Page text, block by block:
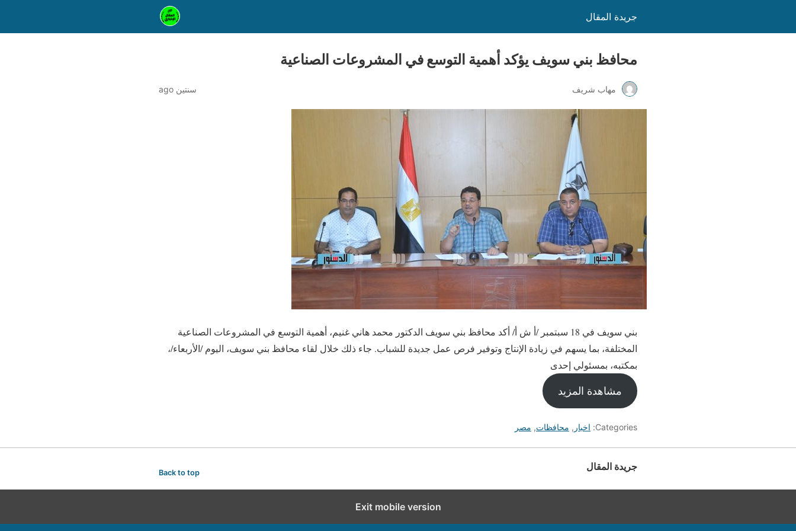
جريدة المقال
محافظ بني سويف يؤكد أهمية التوسع في المشروعات الصناعية
مهاب شريف سنتين ago
بني سويف في 18 سبتمبر /أ ش أ/ أكد محافظ بني سويف الدكتور محمد هاني غنيم، أهمية التوسع في المشروعات الصناعية
المختلفة، بما يسهم في زيادة الإنتاج وتوفير فرص عمل جديدة للشباب. جاء ذلك خلال لقاء محافظ بني سويف، اليوم /الأربعاء/،
بمكتبه، بمسئولي إحدى
مشاهدة المزيد
Categories: اخبار , محافظات, مصر
جريدة المقال Back to top
Exit mobile version